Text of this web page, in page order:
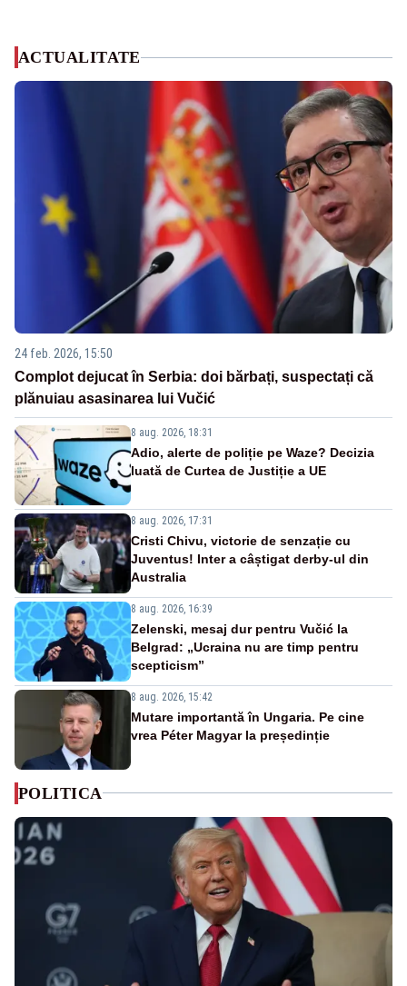
ACTUALITATE
24 feb. 2026, 15:50
Complot dejucat în Serbia: doi bărbați, suspectați că
plănuiau asasinarea lui Vučić
8 aug. 2026, 18:31
Adio, alerte de poliție pe Waze? Decizia
luată de Curtea de Justiție a UE
8 aug. 2026, 17:31
Cristi Chivu, victorie de senzație cu
Juventus! Inter a câștigat derby-ul din
Australia
8 aug. 2026, 16:39
Zelenski, mesaj dur pentru Vučić la
Belgrad: „Ucraina nu are timp pentru
scepticism”
8 aug. 2026, 15:42
Mutare importantă în Ungaria. Pe cine
vrea Péter Magyar la președinție
POLITICA